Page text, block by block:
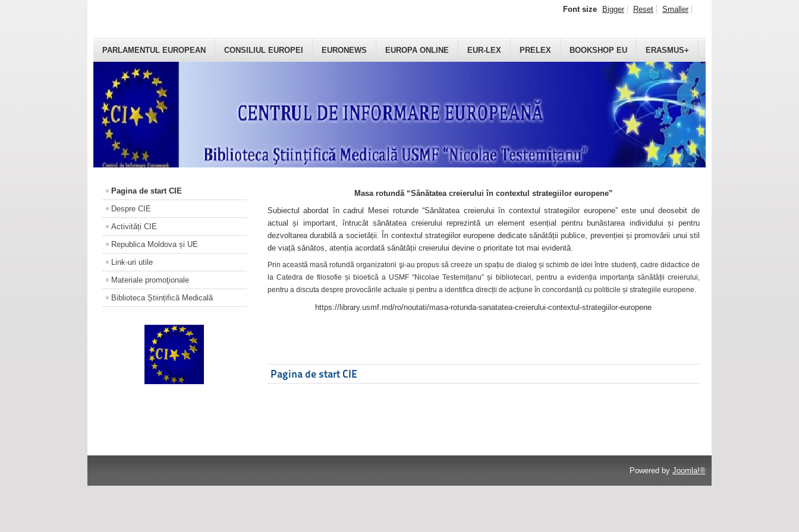
PARLAMENTUL EUROPEAN CONSILIUL EUROPEI EURONEWS EUROPA ONLINE EUR-LEX PRELEX BOOKSHOP EU ERASMUS+
Font size Bigger Reset Smaller
Pagina de start CIE
Despre CIE
Activități CIE
Republica Moldova și UE
Link-uri utile
Materiale promoţionale
Biblioteca Științifică Medicală
Masa rotundă “Sănătatea creierului în contextul strategiilor europene”
Subiectul abordat în cadrul Mesei rotunde “Sănătatea creierului în contextul strategiilor europene” este unul deosebit de
actual și important, întrucât sănătatea creierului reprezintă un element esențial pentru bunăstarea individului și pentru
dezvoltarea durabilă a societății. În contextul strategiilor europene dedicate sănătății publice, prevenției și promovării unui stil
de viață sănătos, atenția acordată sănătății creierului devine o prioritate tot mai evidentă.
Prin această masă rotundă organizatorii şi-au propus să creeze un spațiu de dialog și schimb de idei între studenți, cadre didactice de
la Catedra de filosofie și bioetică a USMF “Nicolae Testemițanu” și bibliotecari, pentru a evidenția importanța sănătății creierului,
pentru a discuta despre provocările actuale și pentru a identifica direcții de acțiune în concordanță cu politicile și strategiile europene.
https://library.usmf.md/ro/noutati/masa-rotunda-sanatatea-creierului-contextul-strategiilor-europene
Pagina de start CIE
Powered by Joomla!®